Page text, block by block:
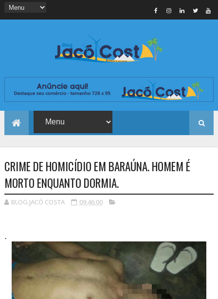
CRIME DE HOMICÍDIO EM BARAÚNA. HOMEM É
MORTO ENQUANTO DORMIA.
BLOG JACÓ COSTA 09:46:00
.